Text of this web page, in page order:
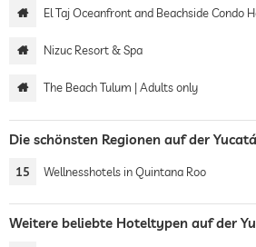
El Taj Oceanfront and Beachside Condo
Nizuc Resort & Spa
The Beach Tulum | Adults only
Die schönsten Regionen auf der
15 Wellnesshotels in Quintana Roo
Weitere beliebte Hoteltypen auf der